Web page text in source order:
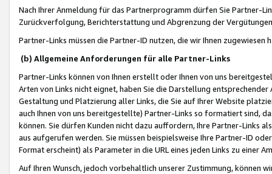
Nach Ihrer Anmeldung für das Partnerprogramm dürfen Sie Partner-
Zurückverfolgung, Berichterstattung und Abgrenzung der
Partner-Links müssen die Partner-ID nutzen, die wir Ihnen zugewiesen
(b) Allgemeine Anforderungen für alle Partner-Links
Partner-Links können von Ihnen erstellt oder Ihnen von uns
Arten von Links nicht eignet, haben Sie die Darstellung
Gestaltung und Platzierung aller Links, die Sie auf Ihrer Website
auch Ihnen von uns bereitgestellte) Partner-Links so formatiert sind,
können. Sie dürfen Kunden nicht dazu auffordern, Ihre Partner-Links
aus aufgerufen werden. Sie müssen beispielsweise Ihre Partner-ID
Format erscheint) als Parameter in die URL eines jeden Links zu einer
Auf Ihren Wunsch, jedoch vorbehaltlich unserer Zustimmung, können